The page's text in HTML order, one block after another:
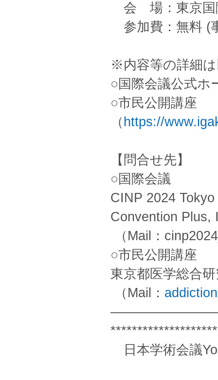
会 場：東京国
参加費：無料 (
※内容等の詳細
○国際会議公式ホ
○市民公開講座
（ https://
【問合せ先】
○国際会議
CINP 2024
Convention Plus,
（Mail：
○市民公開講座
東京都医学総合
（Mail：
日本学術会議